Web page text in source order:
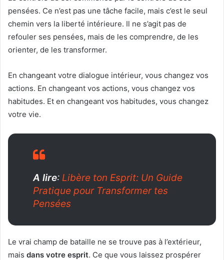
pensées. Ce n’est pas une tâche facile, mais c’est le seul
chemin vers la liberté intérieure. Il ne s’agit pas de
refouler ses pensées, mais de les comprendre, de les
orienter, de les transformer.
En changeant votre dialogue intérieur, vous changez vos
actions. En changeant vos actions, vous changez vos
habitudes. Et en changeant vos habitudes, vous changez
votre vie.
A lire: Libère ton Esprit: Un Guide
Pratique pour Transformer tes
Pensées
Le vrai champ de bataille ne se trouve pas à l’extérieur,
mais dans votre esprit. Ce que vous laissez prospérer